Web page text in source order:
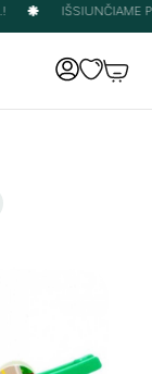
IŠSIUNČIAME